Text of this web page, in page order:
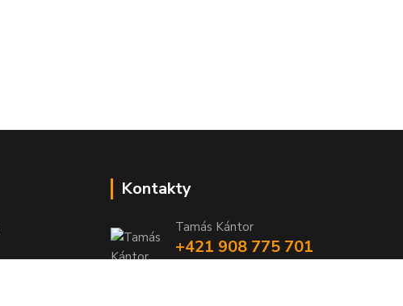
Kontakty
Tamás Kántor
+421 908 775 701